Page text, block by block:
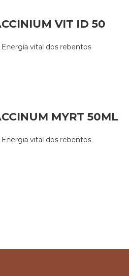
VIT ID 50
Energia vital dos rebentos
MYRT 50ML
Energia vital dos rebentos